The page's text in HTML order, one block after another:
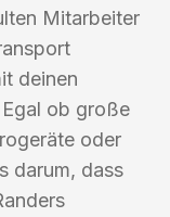
Mitarbeiter
deinen
ob große
oder
darum, dass